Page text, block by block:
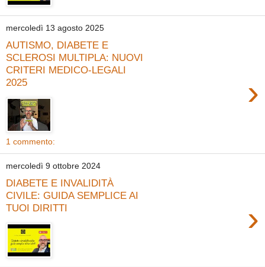
mercoledì 13 agosto 2025
AUTISMO, DIABETE E
SCLEROSI MULTIPLA: NUOVI
CRITERI MEDICO-LEGALI
2025
›
1 commento:
mercoledì 9 ottobre 2024
DIABETE E INVALIDITÀ
CIVILE: GUIDA SEMPLICE AI
TUOI DIRITTI
›